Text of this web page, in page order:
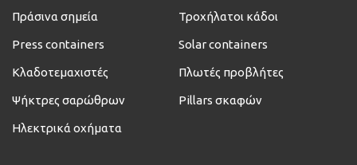
Πράσινα σημεία Τροχήλατοι κάδοι
Press containers Solar containers
Κλαδοτεμαχιστές Πλωτές προβλήτες
Ψήκτρες σαρώθρων Pillars σκαφών
Ηλεκτρικά οχήματα